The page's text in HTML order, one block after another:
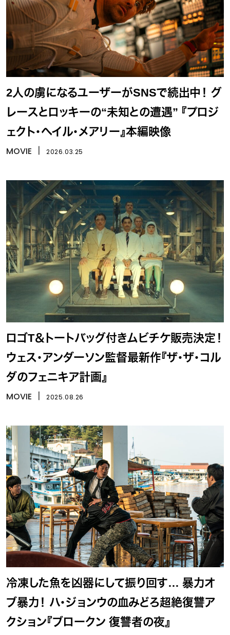
2人の虜になるユーザーがSNSで続出中！ グ
レースとロッキーの“未知との遭遇” 『プロジ
ェクト・へイル・メアリー』本編映像
MOVIE 2026.03.25
ロゴT＆トートバッグ付きムビチケ販売決定！
ウェス・アンダーソン監督最新作『ザ・ザ・コル
ダのフェニキア計画』
MOVIE 2025.08.26
冷凍した魚を凶器にして振り回す… 暴力オ
ブ暴力！ ハ・ジョンウの血みどろ超絶復讐ア
クション『ブロークン 復讐者の夜』